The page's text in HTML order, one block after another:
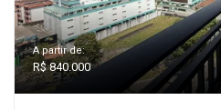
A partir de:
R$ 840.000